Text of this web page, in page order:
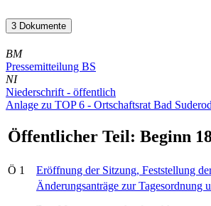
3 Dokumente
BM
Pressemitteilung BS
NI
Niederschrift - öffentlich
Anlage zu TOP 6 - Ortschaftsrat Bad
Öffentlicher Teil: Beginn
Ö 1 Eröffnung der Sitzung, Feststellung
Änderungsanträge zur Tagesordnung